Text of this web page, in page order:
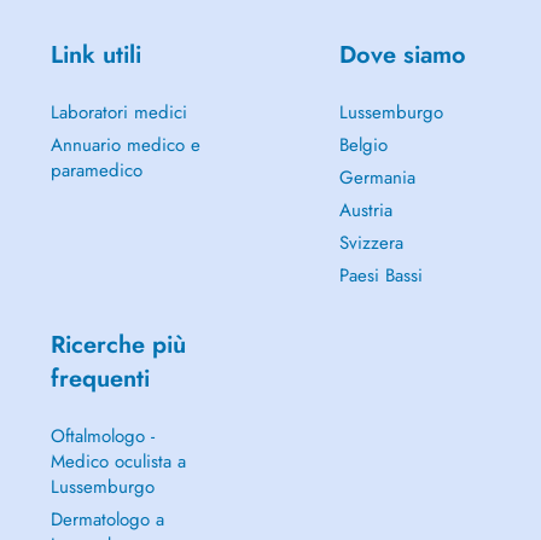
Link utili
Laboratori medici
Annuario medico e
paramedico
Dove siamo
Lussemburgo
Belgio
Germania
Austria
Svizzera
Paesi Bassi
Ricerche più
frequenti
Oftalmologo -
Medico oculista a
Lussemburgo
Dermatologo a